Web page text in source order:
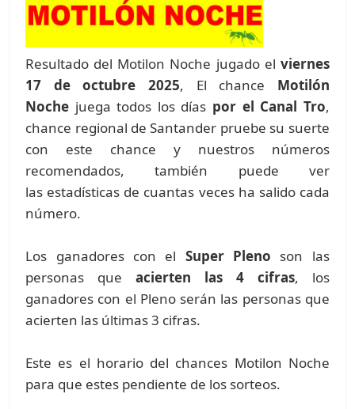
Resultado del Motilon Noche jugado el viernes
17 de octubre 2025, El chance Motilón
Noche juega todos los días por el Canal Tro,
chance regional de Santander pruebe su suerte
con este chance y nuestros números
recomendados, también puede ver
las estadísticas de cuantas veces ha salido cada
número.
Los ganadores con el Super Pleno son las
personas queacierten las 4 cifras, los
ganadores con el Pleno serán las personas que
acierten las últimas 3 cifras.
Este es el horario del chances Motilon Noche
para que estes pendiente de los sorteos.